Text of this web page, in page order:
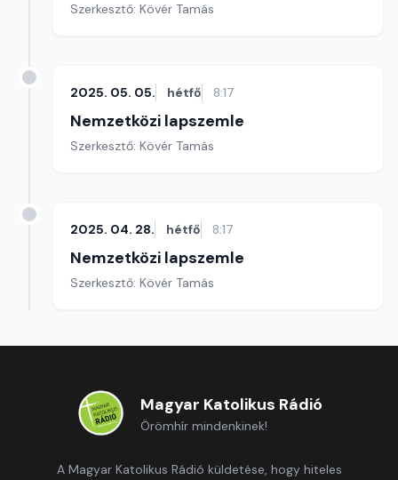
Szerkesztő: Kövér Tamás
2025. 05. 05. hétfő 8:17
Nemzetközi lapszemle
Szerkesztő: Kövér Tamás
2025. 04. 28. hétfő 8:17
Nemzetközi lapszemle
Szerkesztő: Kövér Tamás
Magyar Katolikus Rádió
Örömhír mindenkinek!
A Magyar Katolikus Rádió küldetése, hogy hiteles